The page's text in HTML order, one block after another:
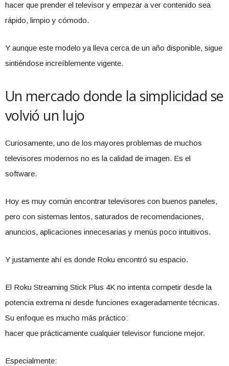
hacer que prender el televisor y empezar a ver contenido sea
rápido, limpio y cómodo.
Y aunque este modelo ya lleva cerca de un año disponible, sigue
sintiéndose increíblemente vigente.
Un mercado donde la simplicidad se
volvió un lujo
Curiosamente, uno de los mayores problemas de muchos
televisores modernos no es la calidad de imagen. Es el
software.
Hoy es muy común encontrar televisores con buenos paneles,
pero con sistemas lentos, saturados de recomendaciones,
anuncios, aplicaciones innecesarias y menús poco intuitivos.
Y justamente ahí es donde Roku encontró su espacio.
El Roku Streaming Stick Plus 4K no intenta competir desde la
potencia extrema ni desde funciones exageradamente técnicas.
Su enfoque es mucho más práctico:
hacer que prácticamente cualquier televisor funcione mejor.
Especialmente: